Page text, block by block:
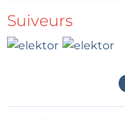
Suiveurs